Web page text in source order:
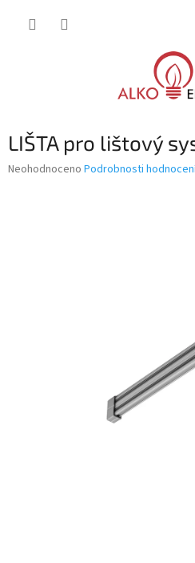
LIŠTA pro lištový
Průměrné
Neohodnoceno Podrobnosti